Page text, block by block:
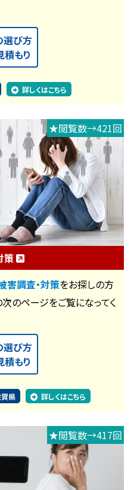
選び方
積もり
詳しくはこちら
★閲覧数→421回
策
害調査・対策をお探しの方
次のページをご覧になってく
選び方
積もり
県 詳しくはこちら
★閲覧数→417回